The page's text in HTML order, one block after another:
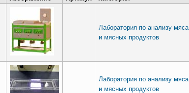
Лаборатория по анализу мяса
и мясных продуктов
Лаборатория по анализу мяса
и мясных продуктов